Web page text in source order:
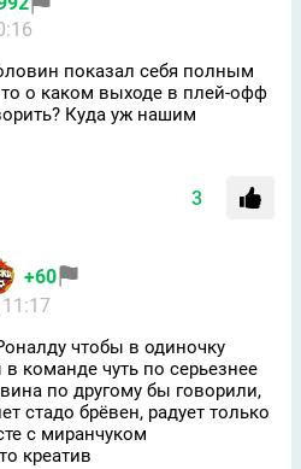
показал себя полным
о каком выходе в плей-офф
Куда уж нашим
3
+60
чтобы в одиночку
команде чуть по серьезнее
по другому бы говорили,
стадо брёвен, радует только
с миранчуком
креатив